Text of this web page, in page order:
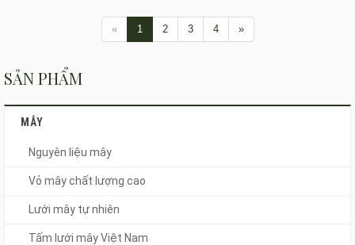
« 1 2 3 4 »
SẢN PHẨM
MÂY
Nguyên liệu mây
Vỏ mây chất lượng cao
Lưới mây tự nhiên
Tấm lưới mây Việt Nam